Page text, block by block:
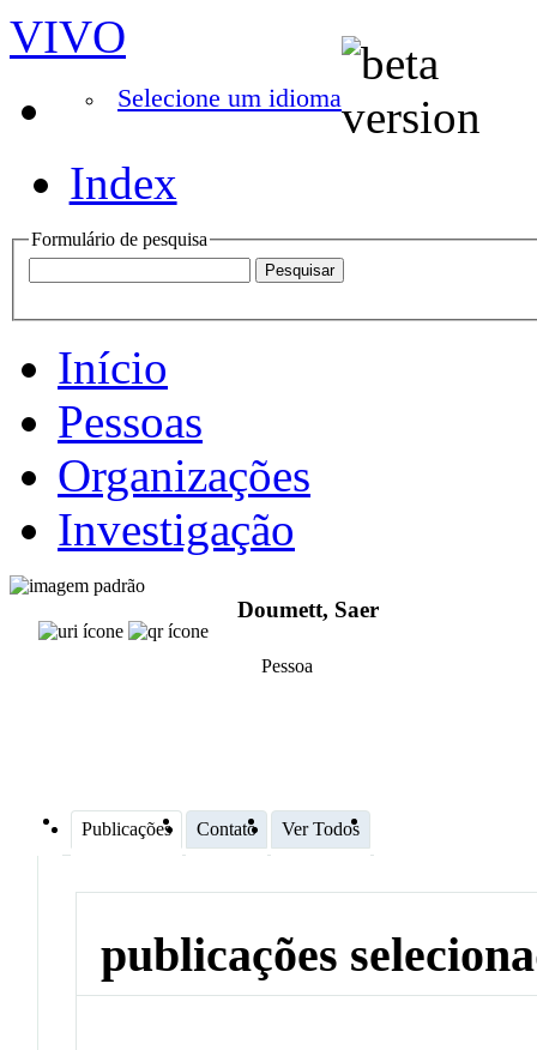
VIVO
Selecione um idioma
Index
Formulário de pesquisa
Início
Pessoas
Organizações
Investigação
Doumett, Saer
Pessoa
Publicações Contato Ver Todos
publicações